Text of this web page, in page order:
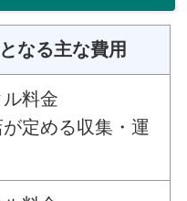
なる主な費用
ル料金
が定める収集・運